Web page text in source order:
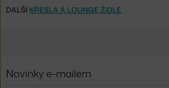
DALŠÍ KŘESLA A LOUNGE ŽIDLE
Novinky e-mailem